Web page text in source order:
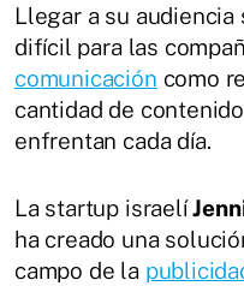
Llegar a su audiencia
difícil para las
comunicación como
cantidad de
enfrentan cada día.
La startup israelí
ha creado una
campo de la